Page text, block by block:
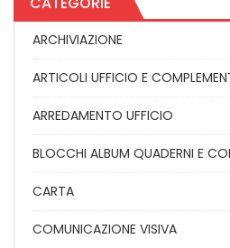
ARCHIVIAZIONE
ARTICOLI UFFICIO E
ARREDAMENTO UFFICIO
BLOCCHI ALBUM QUADERNI E
CARTA
COMUNICAZIONE VISIVA